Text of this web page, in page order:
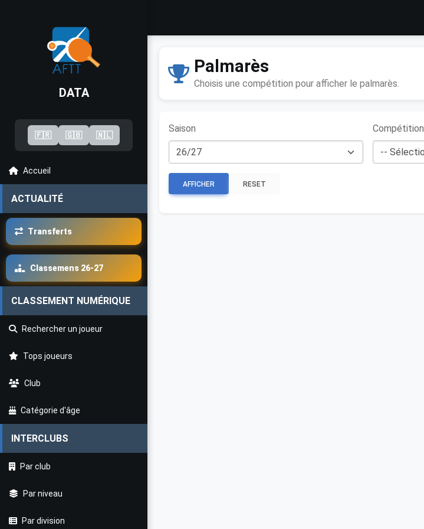
DATA
🇫🇷 🇬🇧 🇳🇱
Accueil
ACTUALITÉ
Transferts
Classemens 26-27
CLASSEMENT NUMÉRIQUE
Rechercher un joueur
Tops joueurs
Club
Catégorie d'âge
INTERCLUBS
Par club
Par niveau
Par division
Palmarès
Choisis une compétition pour afficher le palmarès.
Saison Compétition
AFFICHER RESET